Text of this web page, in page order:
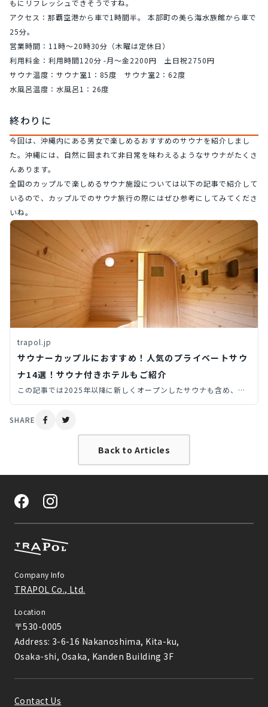
もにリフレッシュできそうですね。
アクセス：那覇空港から車で1時間半。 本部町の美ら海水族館から車で
25分。
営業時間：11時〜20時30分（木曜は定休日）
利用料金：利用時間120分 -月～金2200円　土日祝2750円
サウナ温度：サウナ室1：85度　サウナ室2：62度
水風呂温度：水風呂1：26度
終わりに
今回は、沖縄内にある男女で楽しめるおすすめのサウナを紹介しまし
た。沖縄には、自然に囲まれて非日常を味わえるようなサウナがたくさ
んあります。
全国のカップルで楽しめるサウナ施設については以下の記事で紹介して
いるので、カップルでのサウナ旅行の際にはぜひ参考にしてみてくださ
いね。
trapol.jp
サウナーカップルにおすすめ！人気のプライベートサウ
ナ14選！サウナ付きホテルもご紹介
この記事では2025年以降に新しくオープンしたサウナも含め、プ
ライベートサウナ（個室サウナ・貸切サウナ）からサウナ付きホテ
ルまで、旅先で行きたい全国のサウナを14個厳選してご紹介しま
SHARE
Back to Articles
Company Info
TRAPOL Co., Ltd.
Location
〒530-0005
Address: 3-6-16 Nakanoshima, Kita-ku,
Osaka-shi, Osaka, Kanden Building 3F
Contact Us